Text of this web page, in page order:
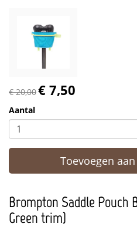
€ 20,00€ 7,50
Aantal
Toevoegen
Brompton Saddle Pouch
Green trim)